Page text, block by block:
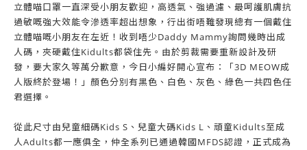
立體喵口罩一直深受小朋友歡迎，高透氣、強過濾、最呵護肌膚抗
過敏嘅強大效能令滲透率超出想象，行出街唔難發現總有一個戴住
立體喵嘅小朋友在左近！收到唔少Daddy Mammy詢問幾時出成
人碼，夾硬戴住Kidults都袋住先。由於剪裁需要重新設計及研
發，要大家久等萬分歉意，今日小編好開心宣布：「3D MEOW成
人版終於登場！」顏色分別有黑色、白色、灰色、綠色一共四色任
君選擇。
從此尺寸由兒童細碼Kids S、兒童大碼Kids L、頑童Kidults至成
人Adults都一應俱全，仲全系列已通過韓國MFDS認證，正式成為